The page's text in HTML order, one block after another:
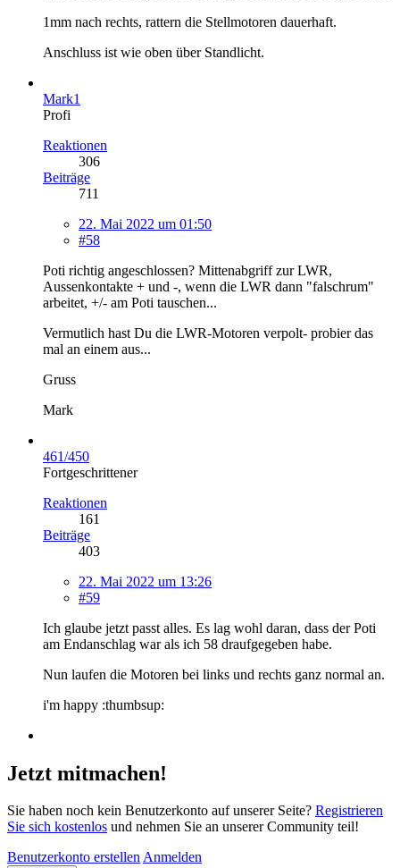
1mm nach rechts, rattern die Stellmotoren dauerhaft.
Anschluss ist wie oben über Standlicht.
Mark1
Profi
Reaktionen
306
Beiträge
711
22. Mai 2022 um 01:50
#58
Poti richtig angeschlossen? Mittenabgriff zur LWR,
Aussenkontakte + und -, wenn die LWR dann "falschrum"
arbeitet, +/- am Poti tauschen...
Vermutlich hast Du die LWR-Motoren verpolt- probier das
mal an einem aus...
Gruss
Mark
461/450
Fortgeschrittener
Reaktionen
161
Beiträge
403
22. Mai 2022 um 13:26
#59
Ich glaube jetzt passt alles. Es lag wohl daran, dass der Poti
am Endanschlag war als ich 58 draufgegeben habe.
Nun laufen die Motoren bei links und rechts ganz normal an.
i'm happy :thumbsup:
Jetzt mitmachen!
Sie haben noch kein Benutzerkonto auf unserer Seite? Registrieren
Sie sich kostenlos und nehmen Sie an unserer Community teil!
Benutzerkonto erstellenAnmelden